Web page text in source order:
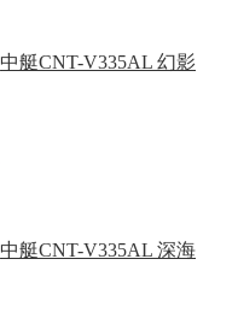
中艇CNT-V335AL 幻影
中艇CNT-V335AL 深海